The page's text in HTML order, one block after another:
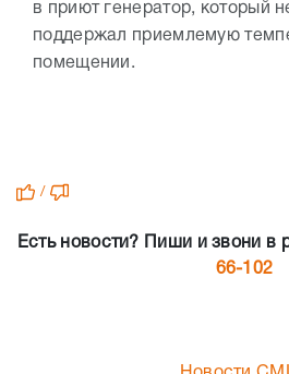
в приют генератор, который
поддержал приемлемую
помещении.
/
Есть новости? Пиши и звони в
66-102